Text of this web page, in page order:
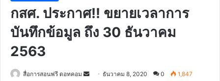
กสศ. ประกาศ!! ขยายเวลาการ
บันทึกข้อมูล ถึง 30 ธันวาคม
2563
สื่อการสอนฟรี ดอทคอม
Send ธันวาคม 8, 2020 0 1,847